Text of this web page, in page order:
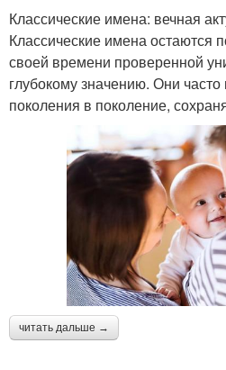
Классические имена: вечная
Классические имена остаются
своей времени проверенной
глубокому значению. Они
поколения в поколение,
читать дальше →